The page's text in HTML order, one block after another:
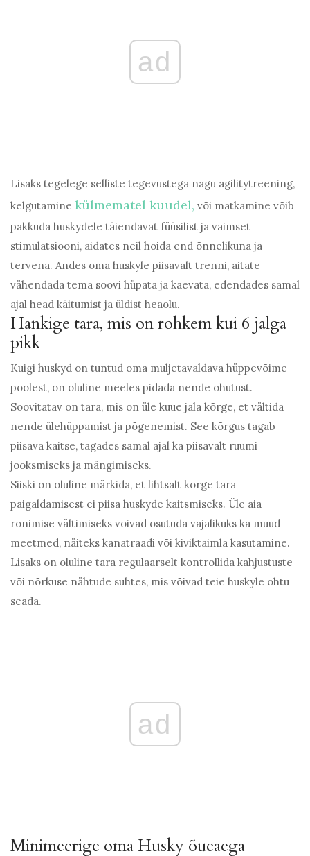
ad
Lisaks tegelege selliste tegevustega nagu agilitytreening,
kelgutamine külmematel kuudel, või matkamine võib
pakkuda huskydele täiendavat füüsilist ja vaimset
stimulatsiooni, aidates neil hoida end õnnelikuna ja
tervena. Andes oma huskyle piisavalt trenni, aitate
vähendada tema soovi hüpata ja kaevata, edendades samal
ajal head käitumist ja üldist heaolu.
Hankige tara, mis on rohkem kui 6 jalga
pikk
Kuigi huskyd on tuntud oma muljetavaldava hüppevõime
poolest, on oluline meeles pidada nende ohutust.
Soovitatav on tara, mis on üle kuue jala kõrge, et vältida
nende ülehüppamist ja põgenemist. See kõrgus tagab
piisava kaitse, tagades samal ajal ka piisavalt ruumi
jooksmiseks ja mängimiseks.
Siiski on oluline märkida, et lihtsalt kõrge tara
paigaldamisest ei piisa huskyde kaitsmiseks. Üle aia
ronimise vältimiseks võivad osutuda vajalikuks ka muud
meetmed, näiteks kanatraadi või kiviktaimla kasutamine.
Lisaks on oluline tara regulaarselt kontrollida kahjustuste
või nõrkuse nähtude suhtes, mis võivad teie huskyle ohtu
seada.
ad
Minimeerige oma Husky õueaega